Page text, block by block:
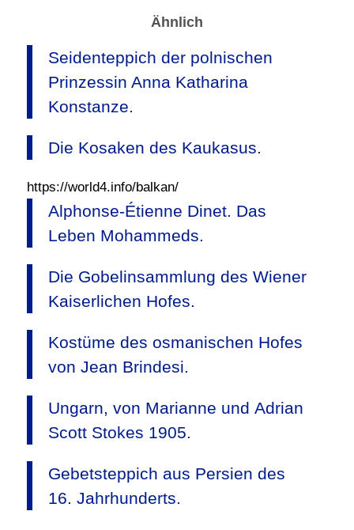
Ähnlich
Seidenteppich der polnischen
Prinzessin Anna Katharina
Konstanze.
Die Kosaken des Kaukasus.
https://world4.info/balkan/
Alphonse-Étienne Dinet. Das
Leben Mohammeds.
Die Gobelinsammlung des Wiener
Kaiserlichen Hofes.
Kostüme des osmanischen Hofes
von Jean Brindesi.
Ungarn, von Marianne und Adrian
Scott Stokes 1905.
Gebetsteppich aus Persien des
16. Jahrhunderts.